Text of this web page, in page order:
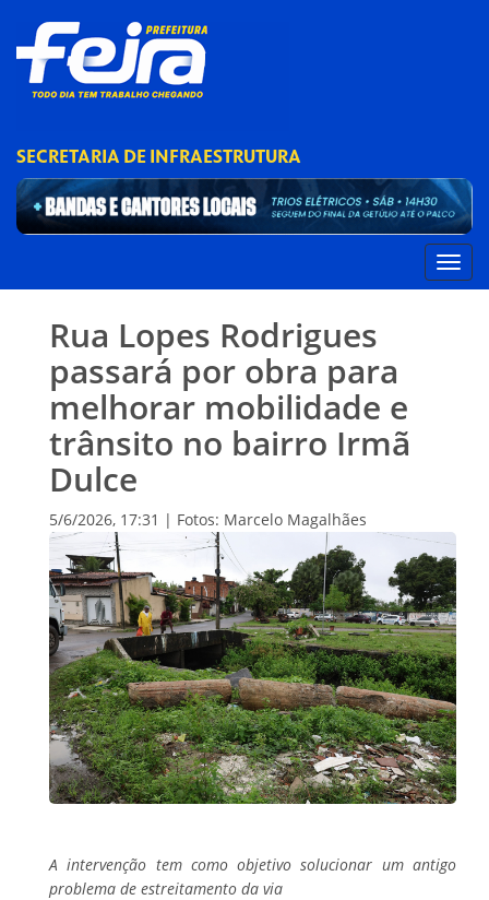
SECRETARIA DE INFRAESTRUTURA
Rua Lopes Rodrigues
passará por obra para
melhorar mobilidade e
trânsito no bairro Irmã
Dulce
5/6/2026, 17:31 | Fotos: Marcelo Magalhães
A intervenção tem como objetivo solucionar um antigo
problema de estreitamento da via